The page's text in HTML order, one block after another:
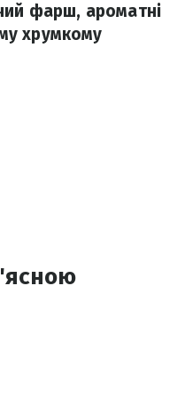
фарш, ароматні
хрумкому